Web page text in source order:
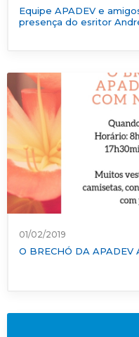
Equipe APADEV e
presença do esritor
01/02/2019
O BRECHÓ DA APADEV